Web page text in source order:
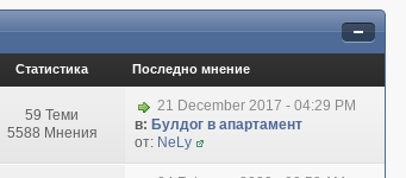
Статистика Последно мнение
59 Теми
5588 Мнения
21 December 2017 - 04:29 PM
в: Булдог в апартамент
от: NeLy